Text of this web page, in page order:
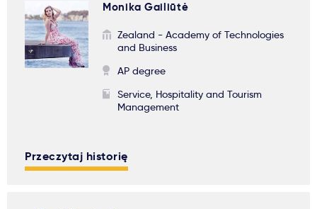
Monika Gailiūtė
Zealand - Academy of Technologies
and Business
AP degree
Service, Hospitality and Tourism
Management
Przeczytaj historię